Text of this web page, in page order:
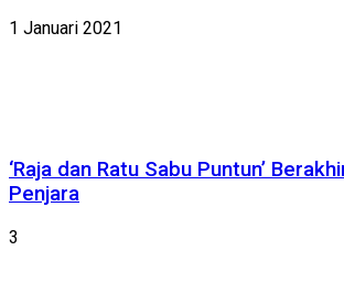
1 Januari 2021
‘Raja dan Ratu Sabu Puntun’
Penjara
3